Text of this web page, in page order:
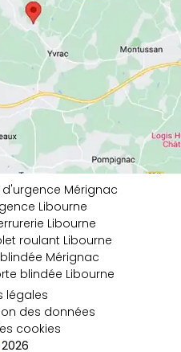
d'urgence Mérignac
Libourne
Libourne
roulant Libourne
Mérignac
blindée Libourne
légales
des données
cookies
2026